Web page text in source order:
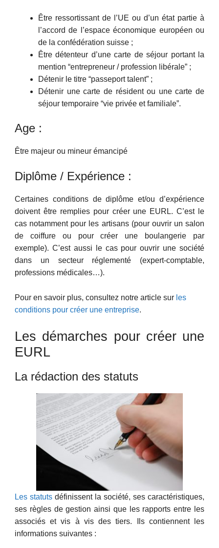
Être ressortissant de l’UE ou d’un état partie à
l’accord de l’espace économique européen ou
de la confédération suisse ;
Être détenteur d’une carte de séjour portant la
mention “entrepreneur / profession libérale” ;
Détenir le titre “passeport talent” ;
Détenir une carte de résident ou une carte de
séjour temporaire “vie privée et familiale”.
Age :
Être majeur ou mineur émancipé
Diplôme / Expérience :
Certaines conditions de diplôme et/ou d’expérience
doivent être remplies pour créer une EURL. C’est le
cas notamment pour les artisans (pour ouvrir un salon
de coiffure ou pour créer une boulangerie par
exemple). C’est aussi le cas pour ouvrir une société
dans un secteur réglementé (expert-comptable,
professions médicales…).
Pour en savoir plus, consultez notre article sur les
conditions pour créer une entreprise.
Les démarches pour créer une
EURL
La rédaction des statuts
Les statuts définissent la société, ses caractéristiques,
ses règles de gestion ainsi que les rapports entre les
associés et vis à vis des tiers. Ils contiennent les
informations suivantes :